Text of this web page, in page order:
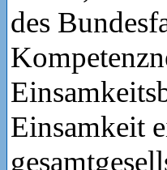
des
Einsamkeit